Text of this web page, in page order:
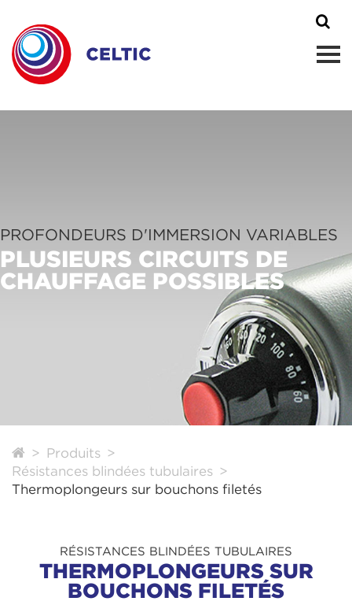
PROFONDEURS D'IMMERSION VARIABLES
PLUSIEURS CIRCUITS DE
CHAUFFAGE POSSIBLES
Produits
Résistances blindées tubulaires
Thermoplongeurs sur bouchons filetés
RÉSISTANCES BLINDÉES TUBULAIRES
THERMOPLONGEURS SUR
BOUCHONS FILETÉS